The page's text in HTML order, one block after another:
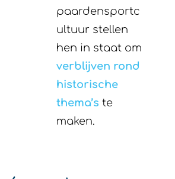
paardensportc
ultuur stellen
hen in staat om
verblijven rond
historische
thema’s te
maken.